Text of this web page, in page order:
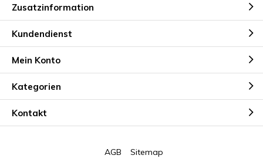
Zusatzinformation
Kundendienst
Mein Konto
Kategorien
Kontakt
AGB Sitemap